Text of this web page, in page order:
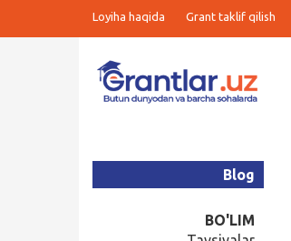
Loyiha haqida Grant taklif qilish
Blog
BO'LIM